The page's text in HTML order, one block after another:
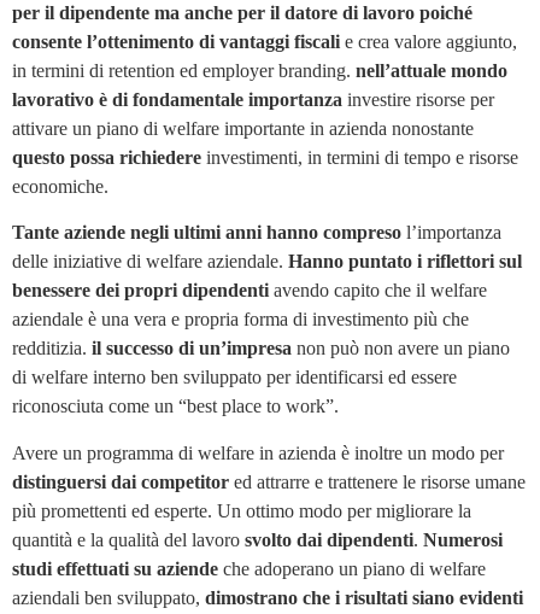
per il dipendente ma anche per il datore di lavoro poiché
consente l’ottenimento di vantaggi fiscali e crea valore aggiunto,
in termini di retention ed employer branding. nell’attuale mondo
lavorativo è di fondamentale importanza investire risorse per
attivare un piano di welfare importante in azienda nonostante
questo possa richiedere investimenti, in termini di tempo e risorse
economiche.
Tante aziende negli ultimi anni hanno compreso l’importanza
delle iniziative di welfare aziendale. Hanno puntato i riflettori sul
benessere dei propri dipendenti avendo capito che il welfare
aziendale è una vera e propria forma di investimento più che
redditizia. il successo di un’impresa non può non avere un piano
di welfare interno ben sviluppato per identificarsi ed essere
riconosciuta come un “best place to work”.
Avere un programma di welfare in azienda è inoltre un modo per
distinguersi dai competitor ed attrarre e trattenere le risorse umane
più promettenti ed esperte. Un ottimo modo per migliorare la
quantità e la qualità del lavoro svolto dai dipendenti. Numerosi
studi effettuati su aziende che adoperano un piano di welfare
aziendali ben sviluppato, dimostrano che i risultati siano evidenti